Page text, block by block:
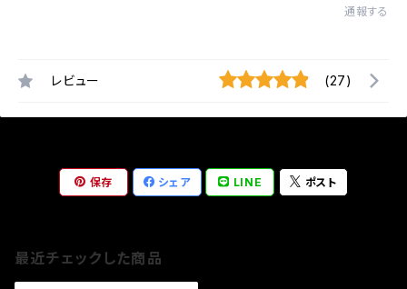
通報する
レビュー (27)
保存 シェア LINE ポスト
最近チェックした商品